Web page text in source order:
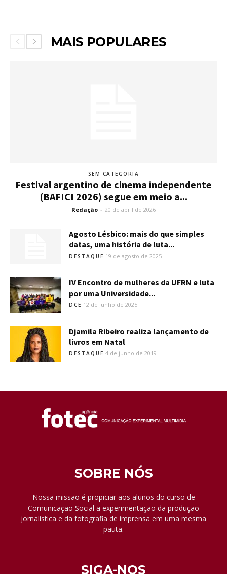
MAIS POPULARES
SEM CATEGORIA
Festival argentino de cinema independente
(BAFICI 2026) segue em meio a...
Redação - 20 de abril de 2026
Agosto Lésbico: mais do que simples
datas, uma história de luta...
DESTAQUE 19 de agosto de 2025
IV Encontro de mulheres da UFRN e luta
por uma Universidade...
DCE 12 de junho de 2025
Djamila Ribeiro realiza lançamento de
livros em Natal
DESTAQUE 4 de junho de 2019
SOBRE NÓS
Nossa missão é propiciar aos alunos do curso de
Comunicação Social a experimentação da produção
jornalística e da fotografia de imprensa em uma mesma
pauta.
SIGA-NOS